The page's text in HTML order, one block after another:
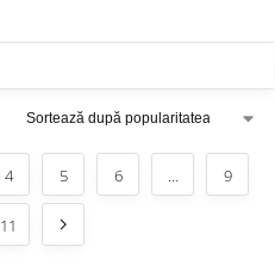
4 5 6 … 9
11